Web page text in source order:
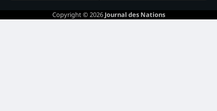
Copyright © 2026 Journal des Nations